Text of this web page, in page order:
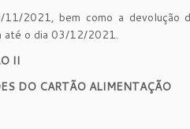
2021, bem como a devolução
até o dia 03/12/2021.
II
DO CARTÃO ALIMENTAÇÃO